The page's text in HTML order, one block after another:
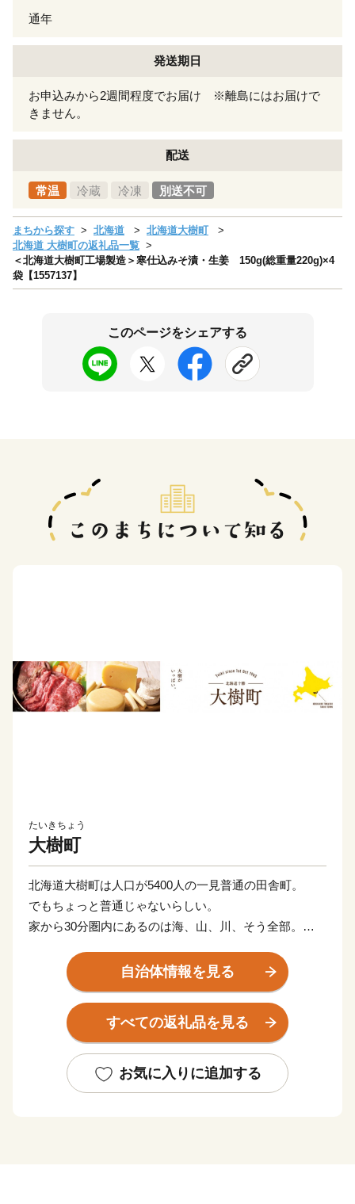
通年
発送期日
お申込みから2週間程度でお届け ※離島にはお届けで
きません。
配送
常温 冷蔵 冷凍 別送不可
まちから探す 北海道
北海道大樹町
北海道 大樹町の返礼品一覧
＜北海道大樹町工場製造＞寒仕込みそ漬・生姜 150g(総重量220g)×4
袋【1557137】
このページをシェアする
たいきちょう
大樹町
北海道大樹町は人口が5400人の一見普通の田舎町。
でもちょっと普通じゃないらしい。
家から30分圏内にあるのは海、山、川、そう全部。
この町ではアウトドアは非日常ではなくて、日常。
町の夢は「宇宙の出発駅」になること。
夢は大きく、面白く。
地域みんなが家族のように、こども達を育ててる。
この町で生まれる新たなチャレンジのワクワク感が混ざ
り合う不思議なまちが、
自治体情報を見る
すべての返礼品を見る
お気に入りに追加する